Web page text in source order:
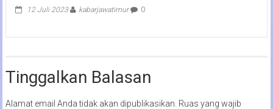
12 Juli 2023 kabarjawatimur 0
Tinggalkan Balasan
Alamat email Anda tidak akan dipublikasikan. Ruas yang wajib